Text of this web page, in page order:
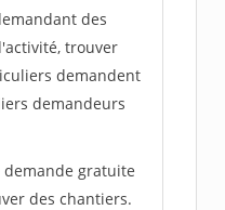
des
trouver
demandent
demandeurs
demande gratuite
des chantiers.